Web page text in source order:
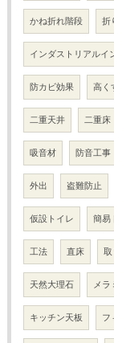
かね折れ階段 折
インダストリアルイ
防カビ効果 高く
二重天井 二重床
吸音材 防音工事
外出 盗難防止
仮設トイレ 簡易
工法 直床 取
天然大理石 メラ
キッチン天板 フ